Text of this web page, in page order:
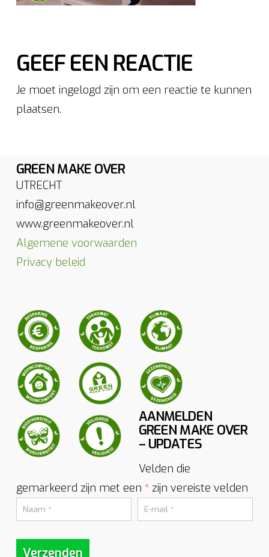
GEEF EEN REACTIE
Je moet ingelogd zijn om een reactie te kunnen
plaatsen.
GREEN MAKE OVER
UTRECHT
info@greenmakeover.nl
www.greenmakeover.nl
Algemene voorwaarden
Privacy beleid
AANMELDEN
GREEN MAKE OVER
– UPDATES
Velden die
gemarkeerd zijn met een *zijn vereiste velden